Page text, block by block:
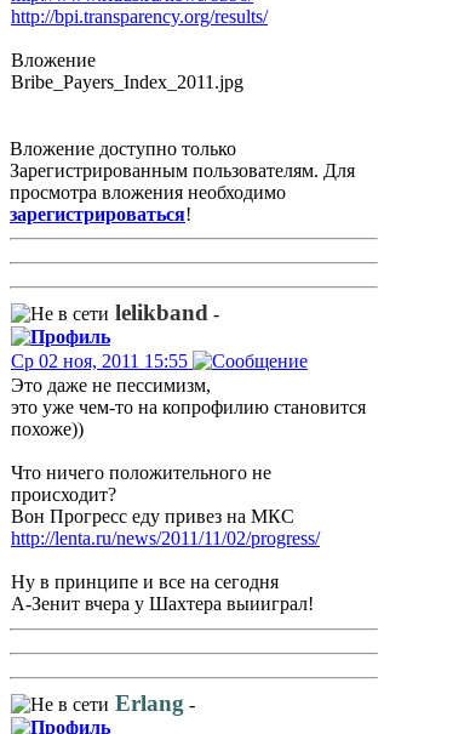
http://bpi.transparency.org/results/
Вложение
Bribe_Payers_Index_2011.jpg
Вложение доступно только
Зарегистрированным пользователям. Для
просмотра вложения необходимо
зарегистрироваться!
lelikband -
Ср 02 ноя, 2011 15:55
Это даже не пессимизм,
это уже чем-то на копрофилию становится
похоже))
Что ничего положительного не
происходит?
Вон Прогресс еду привез на МКС
http://lenta.ru/news/2011/11/02/progress/
Ну в принципе и все на сегодня
А-Зенит вчера у Шахтера выииграл!
Erlang -